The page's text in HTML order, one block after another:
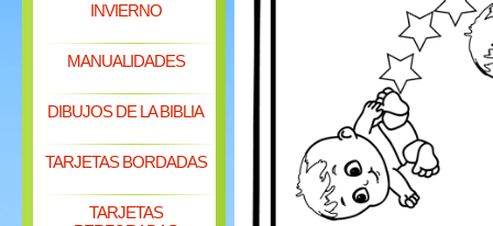
INVIERNO
MANUALIDADES
DIBUJOS DE LA BIBLIA
TARJETAS BORDADAS
TARJETAS